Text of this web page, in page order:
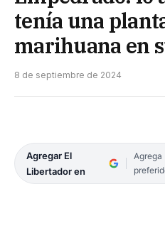
tenía una
marihuana en
8 de septiembre de 2024
Agregar El
Libertador en
Agrega